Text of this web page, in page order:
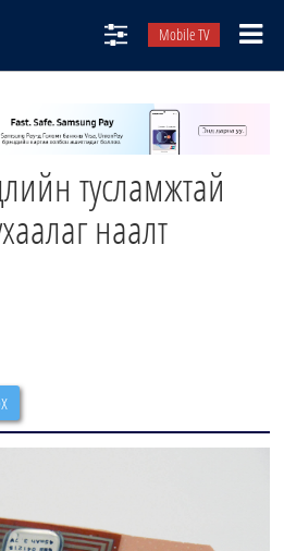
Mobile TV
тусламжтай
наалт